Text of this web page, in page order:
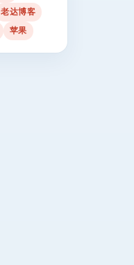
老达博客
苹果